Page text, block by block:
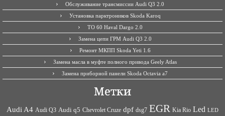
Обслуживание трансмиссии Audi Q3 2.0
Установка парктроников Skoda Karoq
ТО 60 Haval Dargo 2.0
Замена цепи ГРМ Audi Q3 2.0
Ремонт МКПП Skoda Yeti 1.6
Замена масла в муфте полного привода Geely Atlas
Замена приборной панели Skoda Octavia a7
Метки
Audi A4 Audi Q3 Audi q5 Chevrolet Cruze dpf dsg7 EGR Kia Rio Led LED